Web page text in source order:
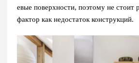
евые поверхности, поэтому не стоит
фактор как недостаток конструкций.